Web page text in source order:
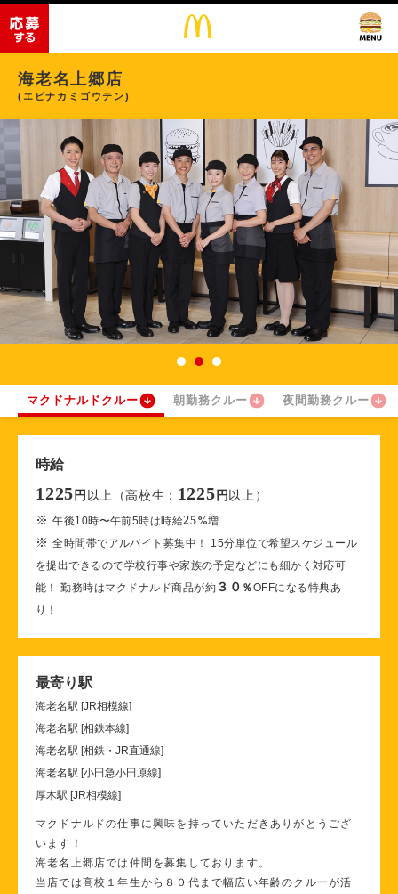
海老名上郷店
(エビナカミゴウテン)
マクドナルドクルー 朝勤務クルー 夜間勤務クルー
時給
1225 円 以上（高校生： 1225 円 以上）
※午後10時〜午前5時は時給25%増
※全時間帯でアルバイト募集中！ 15分単位で希望スケジュール
を提出できるので学校行事や家族の予定などにも細かく対応可
能！ 勤務時はマクドナルド商品が約 ３０ ％OFFになる特典あ
り！
最寄り駅
海老名駅 [JR相模線]
海老名駅 [相鉄本線]
海老名駅 [相鉄・JR直通線]
海老名駅 [小田急小田原線]
厚木駅 [JR相模線]
マクドナルドの仕事に興味を持っていただきありがとうござ
います！
海老名上郷店では仲間を募集しております。
当店では高校１年生から８０代まで幅広い年齢のクルーが活